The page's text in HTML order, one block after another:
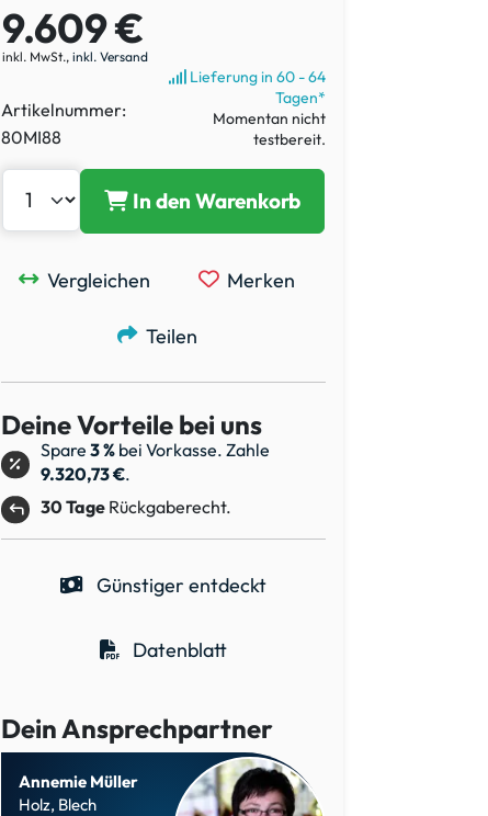
9.609 €
inkl. MwSt., inkl. Versand
Artikelnummer:
80MI88
Lieferung in 60 - 64
Tagen*
Momentan nicht
testbereit.
In den Warenkorb
Vergleichen Merken
Teilen
Deine Vorteile bei uns
Spare 3 % bei Vorkasse. Zahle
9.320,73 €.
30 Tage Rückgaberecht.
Günstiger entdeckt
Datenblatt
Dein Ansprechpartner
Annemie Müller
Holz, Blech